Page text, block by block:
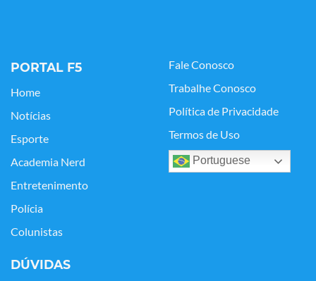
PORTAL F5
Home
Notícias
Esporte
Academia Nerd
Entretenimento
Polícia
Colunistas
Fale Conosco
Trabalhe Conosco
Política de Privacidade
Termos de Uso
Portuguese
DÚVIDAS